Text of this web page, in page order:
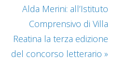
Alda Merini: all’Istituto
Comprensivo di Villa
Reatina la terza edizione
del concorso letterario »